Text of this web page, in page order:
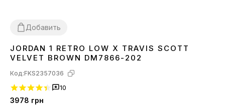
Добавить
40414245
JORDAN 1 RETRO LOW X TRAVIS SCOTT
VELVET BROWN DM7866-202
Код:FKS2357036
10
3978 грн